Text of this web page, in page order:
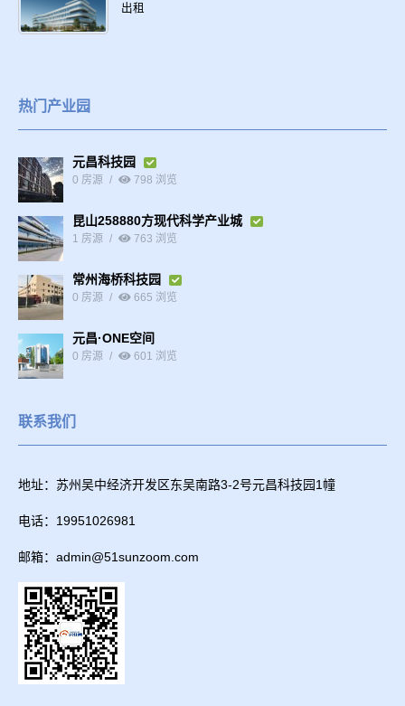
出租
热门产业园
元昌科技园
0 房源 798 浏览
昆山258880方现代科学产业城
1 房源 763 浏览
常州海桥科技园
0 房源 665 浏览
元昌·ONE空间
0 房源 601 浏览
联系我们
地址：苏州吴中经济开发区东吴南路3-2号元昌科技园1幢
电话：19951026981
邮箱：admin@51sunzoom.com